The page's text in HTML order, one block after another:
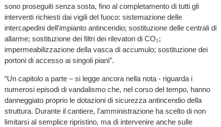
sono proseguiti senza sosta, fino al completamento di tutti gli
interventi richiesti dai vigili del fuoco: sistemazione delle
intercapedini dell'impianto antincendio; sostituzione delle centrali di
allarme; sostituzione dei filtri dei rilevatori di CO₂;
impermeabilizzazione della vasca di accumulo; sostituzione dei
portoni di accesso ai singoli piani”.
“Un capitolo a parte – si legge ancora nella nota - riguarda i
numerosi episodi di vandalismo che, nel corso del tempo, hanno
danneggiato proprio le dotazioni di sicurezza antincendio della
struttura. Durante il cantiere, l'amministrazione ha scelto di non
limitarsi al semplice ripristino, ma di intervenire anche sulle